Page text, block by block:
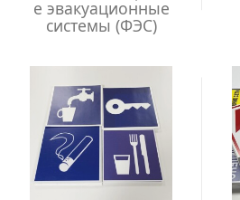
е эвакуационные
системы (ФЭС)